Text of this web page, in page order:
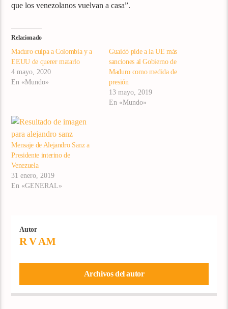
que los venezolanos vuelvan a casa”.
Relacionado
Maduro culpa a Colombia y a
EEUU de querer matarlo
4 mayo, 2020
En «Mundo»
Guaidó pide a la UE más
sanciones al Gobierno de
Maduro como medida de
presión
13 mayo, 2019
En «Mundo»
Mensaje de Alejandro Sanz a
Presidente interino de
Venezuela
31 enero, 2019
En «GENERAL»
Autor
R V AM
Archivos del autor